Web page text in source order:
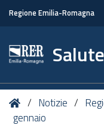
Regione Emilia-Romagna
Salute
Tu
sei
HomeNotizie
gennaio